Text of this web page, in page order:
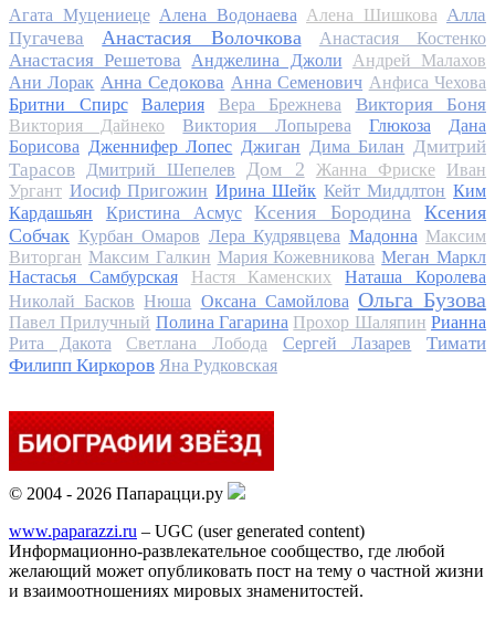
Агата Муцениеце Алена Водонаева Алена Шишкова Алла
Пугачева
Анастасия Волочкова Анастасия Костенко
Анастасия Решетова Анджелина Джоли
Андрей Малахов
Ани Лорак Анна Седокова Анна Семенович Анфиса Чехова
Бритни Спирс
Валерия Вера Брежнева Виктория Боня
Виктория Дайнеко Виктория Лопырева Глюкоза
Дана
Борисова Дженнифер Лопес Джиган Дима Билан Дмитрий
Тарасов
Дмитрий Шепелев Дом 2 Жанна Фриске
Иван
Ургант Иосиф Пригожин Ирина Шейк Кейт Миддлтон Ким
Кардашьян
Кристина Асмус Ксения Бородина
Ксения
Собчак Курбан Омаров Лера Кудрявцева Мадонна Максим
Виторган Максим Галкин Мария Кожевникова Меган Маркл
Настасья Самбурская
Настя Каменских
Наташа Королева
Николай Басков Нюша Оксана Самойлова Ольга Бузова
Павел Прилучный Полина Гагарина Прохор Шаляпин Рианна
Рита Дакота
Светлана Лобода Сергей Лазарев
Тимати
Филипп Киркоров Яна Рудковская
© 2004 - 2026 Папарацци.ру
www.paparazzi.ru – UGC (user generated content)
Информационно-развлекательное сообщество, где любой
желающий может опубликовать пост на тему о частной жизни
и взаимоотношениях мировых знаменитостей.